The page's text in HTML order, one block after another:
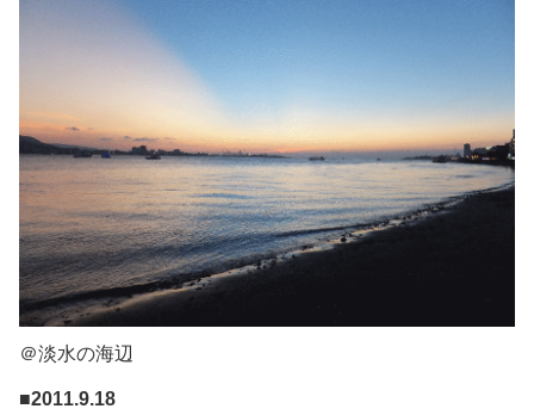
＠淡水の海辺
■2011.9.18